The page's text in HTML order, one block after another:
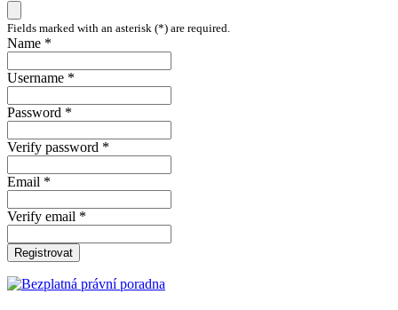
Fields marked with an asterisk (*) are required.
Name *
Username *
Password *
Verify password *
Email *
Verify email *
Registrovat